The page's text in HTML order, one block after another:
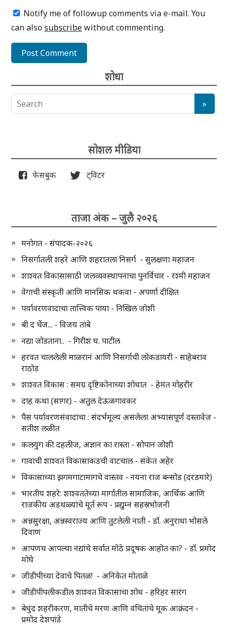
Notify me of followup comments via e-mail. You
can alsosubscribewithout commenting.
शोधा
सोशल मीडिया
फेसबुक ट्विटर
ताजा अंक – जुलै २०२६
मनोगत - संपादक-२०२६
निसर्गातली शहरे आणि शहरातला निसर्ग - सुलक्षणा महाजन
शाश्वत विकासासाठी जलव्यवस्थापनाचा पुनर्विचार - रश्मी महाजन
वेगाची संस्कृती आणि मानसिक थकवा - अपर्णा दीक्षित
पर्यावरणवादाचा तात्त्विक पाया - निखिल जोशी
बी द चेंज... - विजय तांबे
नद्या जोडताना.. - गिरीश घ. पाटील
हरवत चाललेली माळरानं आणि निसर्गाची लोकडायरी - साहेबराव
राठोड
शाश्वत विकास : समग्र दृष्टिकोनाच्या शोधात - हेमंत मोहरीर
दाह कथा (सागर) - अतुल देऊळगावकर
पैस पर्यावरणसंवादाचा : संदर्भमूल्य असलेला अभ्यासपूर्ण दस्तावेज -
सतीश लळीत
कलयुग की दहलीज, अज्ञान का रास्ता - सोपान जोशी
गावांची शाश्वत विकासाकडची वाटचाल - संकेत अहेर
विकासाच्या झगमगाटामागचे वास्तव - नयना राज बन्सोड (दरडमारे)
भारतीय शहरे: शाश्वततेच्या मार्गातील सामाजिक, आर्थिक आणि
राजकीय अडथळ्यांचे मूर्त रूप - प्रद्युम्न सहस्रभोजनी
अन्नसुरक्षा, अन्नस्वराज्य आणि तुटलेली नाती - डॉ. अनुराधा भोसले
दिवाण
आपणच आपल्या नद्यांचे सर्वात मोठे प्रदूषक आहोत का? - डॉ. प्रमोद
मोघे
जीडीपीच्या देवाचे पितळ! - अनिकेत मोताळे
जीडीपीपलीकडील शाश्वत विकासाचा शोध - हरिहर सारंग
बेधुंद शहरीकरण, मातीचे मरण आणि वंचितांचे मूक आक्रंदन -
प्रमोद देशपांडे